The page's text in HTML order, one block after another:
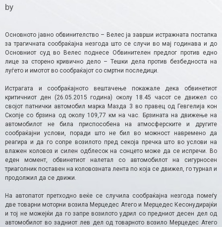
by
Основното јавно обвинителство – Велес ја заврши истражната постапка
за трагичната сообраќајна незгода што се случи во мај годинава и до
Основниот суд во Велес поднесе Обвинителен предлог против едно
лице за сторено кривично дело – Тешки дела против безбедноста на
луѓето и имотот во сообраќајот со смртни последици.
Истрагата и сообраќајното вештачење покажале дека обвинетиот
критичниот ден (26.05.2015 година) околу 18.45 часот се движел со
својот патнички автомобил марка Мазда 3 во правец од Гевгелија кон
Скопје со брзина од околу 109,77 км на час. Брзината на движење на
автомобилот не била приспособена на атмосферските и другите
сообраќајни услови, поради што не бил во можност навремено да
реагира и да го сопре возилото пред секоја пречка што во услови на
влажен коловоз и силен одблесок на сонцето може да се испречи. Во
еден момент, обвинетиот налетал со автомобилот на сигурносен
триаголник поставен на коловозната лента по која се движел, го турнал и
продолжил да се движи.
На автопатот претходно веќе се случила сообраќајна незгода помеѓу
две товарни моторни возила Мерцедес Атего и Мерцедес Кесонудирајќи
и тој не можејќи да го запре возилото удрил со предниот десен дел од
автомобилот во задниот лев дел од товарното возило Мерцедес Атего